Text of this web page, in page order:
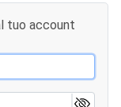
tuo account